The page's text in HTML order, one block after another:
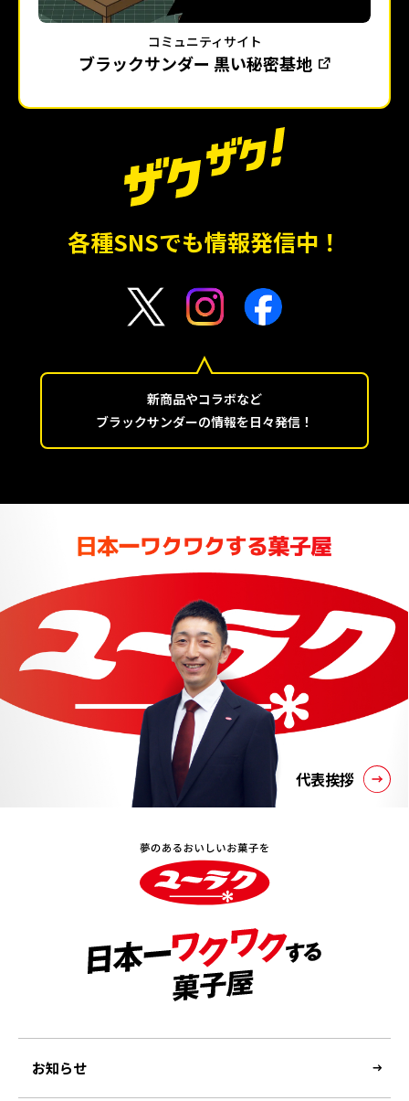
コミュニティサイト
ブラックサンダー 黒い秘密基地
各種SNSでも情報発信中！
新商品やコラボなど
ブラックサンダーの情報を日々発信！
代表挨拶
お知らせ